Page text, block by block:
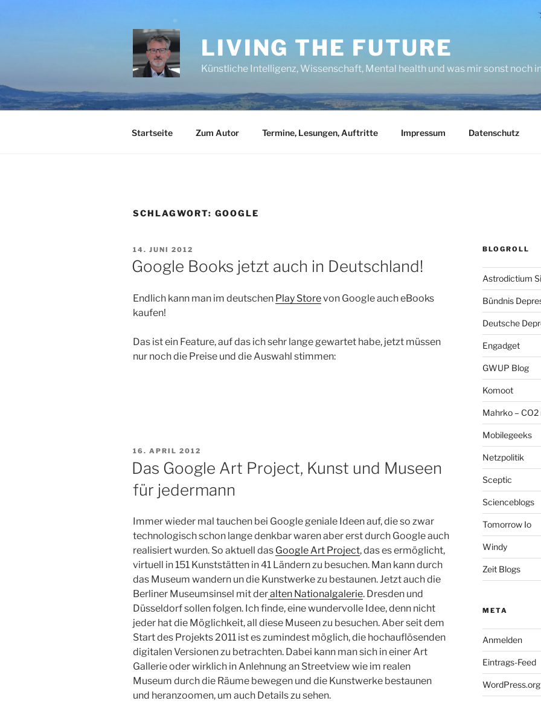
LIVING THE FUTURE
Künstliche Intelligenz, Wissenschaft, Mental health und was mir sonst noch
Startseite Zum Autor Termine, Lesungen, Auftritte Impressum Datenschutz
SCHLAGWORT: GOOGLE
VERÖFFENTLICHT
AM
14. JUNI 2012
Google Books jetzt auch in Deutschland!
Endlich kann man im deutschen Play Storevon Google auch eBooks
kaufen!
Das ist ein Feature, auf das ich sehr lange gewartet habe, jetzt müssen
nur noch die Preise und die Auswahl stimmen:
VERÖFFENTLICHT
16. APRIL 2012
Das Google Art Project, Kunst und Museen
für jedermann
Immer wieder mal tauchen bei Google geniale Ideen auf, die so zwar
technologisch schon lange denkbar waren aber erst durch Google auch
realisiert wurden. So aktuell das Google Art Project, das es ermöglicht,
virtuell in 151 Kunststätten in 41 Ländern zu besuchen. Man kann durch
das Museum wandern un die Kunstwerke zu bestaunen. Jetzt auch die
Berliner Museumsinsel mit deralten Nationalgalerie. Dresden und
Düsseldorf sollen folgen. Ich finde, eine wundervolle Idee, denn nicht
jeder hat die Möglichkeit, all diese Museen zu besuchen. Aber seit dem
Start des Projekts 2011 ist es zumindest möglich, die hochauflösenden
digitalen Versionen zu betrachten. Dabei kann man sich in einer Art
Gallerie oder wirklich in Anlehnung an Streetview wie im realen
Museum durch die Räume bewegen und die Kunstwerke bestaunen
und heranzoomen, um auch Details zu sehen.
BLOGROLL
Astrodictium
Bündnis
Deutsche
Engadget
GWUP Blog
Komoot
Mahrko –
Mobilegeeks
Netzpolitik
Sceptic
Scienceblogs
Tomorrow Io
Windy
Zeit Blogs
META
Anmelden
Eintrags-Feed
WordPress.org